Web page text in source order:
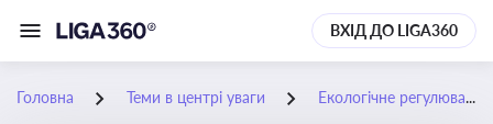
ВХІД ДО LIGA360
Головна Теми в центрі уваги Екологічне регулювання